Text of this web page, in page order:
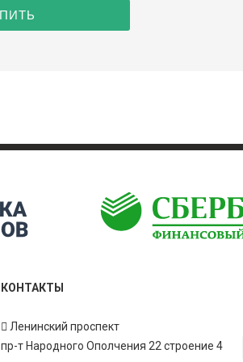
КОНТАКТЫ
Ленинский проспект
пр-т Народного Ополчения 22 строение 4